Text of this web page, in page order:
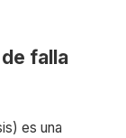
falla
es una